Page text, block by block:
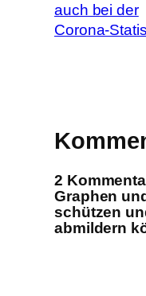
auch bei der
Corona-
2
Graphen
schützen
abmildern